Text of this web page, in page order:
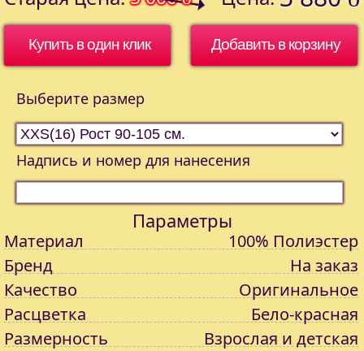
Купить в один клик
Выберите размер
Надпись и номер для нанесения
Параметры
Материал
100% Полиэстер
Бренд
На заказ
Качество
Оригинальное
Расцветка
Бело-красная
Размерность
Взрослая и детская